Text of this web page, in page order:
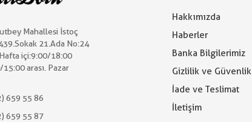
Mahallesi İstoç
21.Ada No:24
içi:9:00/18:00
arası. Pazar
659 55 86
659 55 87
Hakkımızda
Haberler
Banka Bilgilerimiz
Gizlilik ve Güvenlik
İade ve Teslimat
İletişim